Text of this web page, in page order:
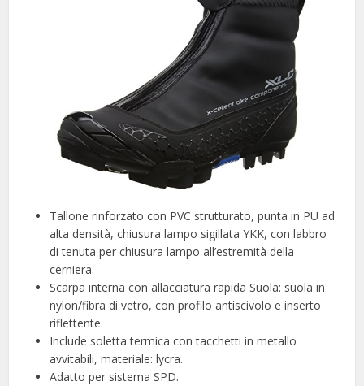
Tallone rinforzato con PVC strutturato, punta in PU ad
alta densità, chiusura lampo sigillata YKK, con labbro
di tenuta per chiusura lampo all’estremità della
cerniera.
Scarpa interna con allacciatura rapida Suola: suola in
nylon/fibra di vetro, con profilo antiscivolo e inserto
riflettente.
Include soletta termica con tacchetti in metallo
avvitabili, materiale: lycra.
Adatto per sistema SPD.